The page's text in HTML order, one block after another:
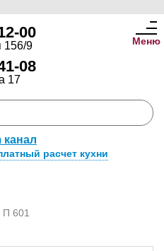
00
156/9
08
17
канал
расчет кухни
Меню
601